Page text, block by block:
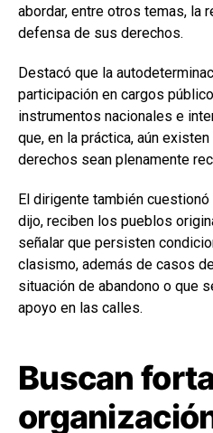
abordar, entre otros temas, la
defensa de sus derechos.
Destacó que la
participación en cargos
instrumentos nacionales e
que, en la práctica, aún
derechos sean plenamente
El dirigente también
dijo, reciben los pueblos
señalar que persisten
clasismo, además de casos
situación de abandono o que
apoyo en las calles.
Buscan